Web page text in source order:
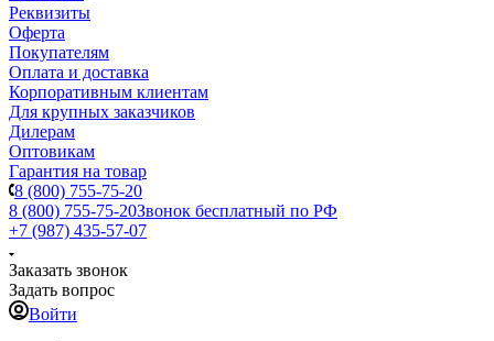
Реквизиты
Оферта
Покупателям
Оплата и доставка
Корпоративным клиентам
Для крупных заказчиков
Дилерам
Оптовикам
Гарантия на товар
8 (800) 755-75-20
8 (800) 755-75-20Звонок бесплатный по РФ
+7 (987) 435-57-07
Заказать звонок
Задать вопрос
Войти